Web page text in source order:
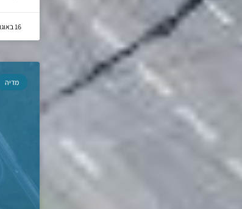
16 באוגוסט 2023
מדיה